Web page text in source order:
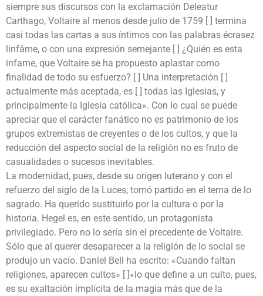
siempre sus discursos con la exclamación Deleatur
Carthago, Voltaire al menos desde julio de 1759 [ ] termina
casi todas las cartas a sus íntimos con las palabras écrasez
linfâme, o con una expresión semejante [ ] ¿Quién es esta
infame, que Voltaire se ha propuesto aplastar como
finalidad de todo su esfuerzo? [ ] Una interpretación [ ]
actualmente más aceptada, es [ ] todas las Iglesias, y
principalmente la Iglesia católica». Con lo cual se puede
apreciar que el carácter fanático no es patrimonio de los
grupos extremistas de creyentes o de los cultos, y que la
reducción del aspecto social de la religión no es fruto de
casualidades o sucesos inevitables.
La modernidad, pues, desde su origen luterano y con el
refuerzo del siglo de la Luces, tomó partido en el tema de lo
sagrado. Ha querido sustituirlo por la cultura o por la
historia. Hegel es, en este sentido, un protagonista
privilegiado. Pero no lo sería sin el precedente de Voltaire.
Sólo que al querer desaparecer a la religión de lo social se
produjo un vacío. Daniel Bell ha escrito: «Cuando faltan
religiones, aparecen cultos» [ ]«lo que define a un culto, pues,
es su exaltación implícita de la magia más que de la